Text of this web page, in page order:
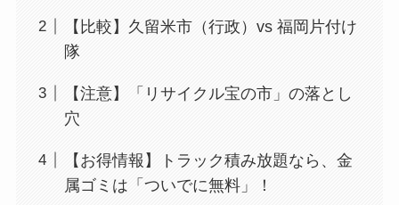
【比較】久留米市（行政）vs 福岡片付け
隊
【注意】「リサイクル宝の市」の落とし
穴
【お得情報】トラック積み放題なら、金
属ゴミは「ついでに無料」！